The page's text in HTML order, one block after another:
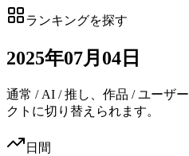
ランキングを探す
2025年07月 04日
通常 / AI / 推し、作品 / ユーザ
クトに切り替えられます。
日間